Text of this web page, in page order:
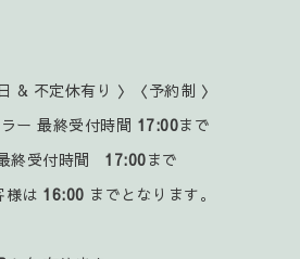
& 不定休有り 〉〈予約制 〉
ー 最終受付時間 17:00まで
終受付時間 17:00まで
は 16:00 までとなります。